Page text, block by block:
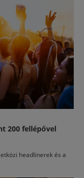
200 fellépővel
headlinerek és a